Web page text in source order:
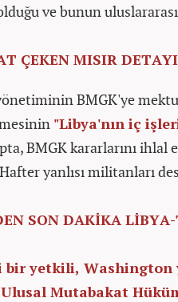
ve bunun
ÇEKEN MISIR DETAYI
BMGK'ye
"Libya'nın iç
BMGK kararlarını ihlal
yanlısı militanları
SON DAKİKA
bir yetkili, Washington
Mutabakat